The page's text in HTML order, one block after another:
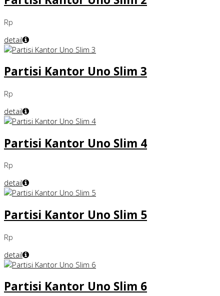
Rp
detail
Partisi Kantor Uno Slim 3
Rp
detail
Partisi Kantor Uno Slim 4
Rp
detail
Partisi Kantor Uno Slim 5
Rp
detail
Partisi Kantor Uno Slim 6